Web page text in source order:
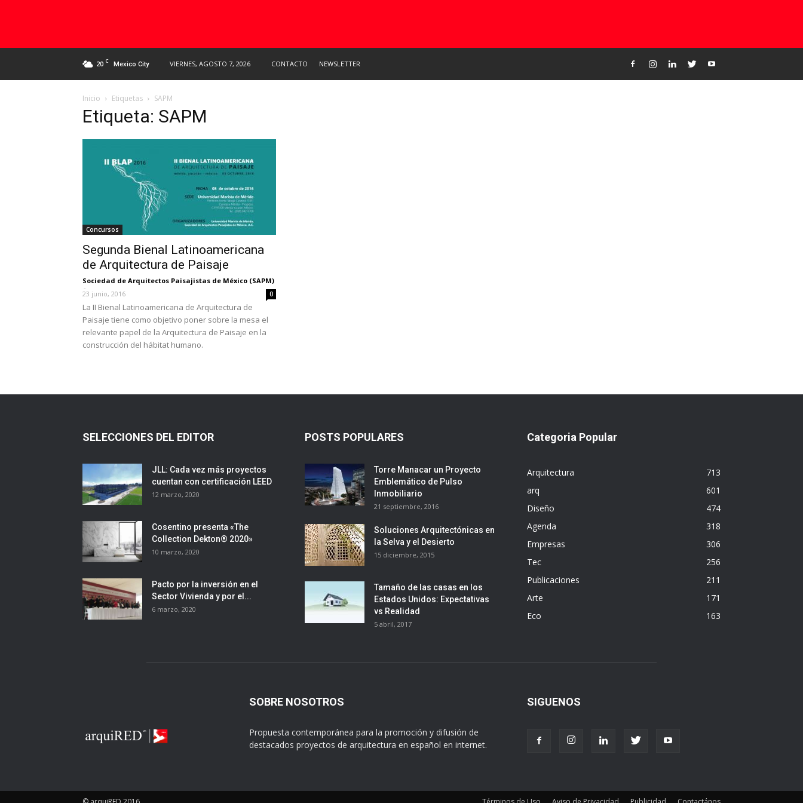
20 C Mexico City VIERNES, AGOSTO 7, 2026 CONTACTO NEWSLETTER
Inicio Etiquetas SAPM
Etiqueta: SAPM
Concursos
Segunda Bienal Latinoamericana
de Arquitectura de Paisaje
Sociedad de Arquitectos Paisajistas de México (SAPM)
-
23 junio, 2016 0
La II Bienal Latinoamericana de Arquitectura de
Paisaje tiene como objetivo poner sobre la mesa el
relevante papel de la Arquitectura de Paisaje en la
construcción del hábitat humano.
SELECCIONES DEL EDITOR
JLL: Cada vez más proyectos
cuentan con certificación LEED
12 marzo, 2020
Cosentino presenta «The
Collection Dekton® 2020»
10 marzo, 2020
Pacto por la inversión en el
Sector Vivienda y por el...
6 marzo, 2020
POSTS POPULARES
Torre Manacar un Proyecto
Emblemático de Pulso
Inmobiliario
21 septiembre, 2016
Soluciones Arquitectónicas en
la Selva y el Desierto
15 diciembre, 2015
Tamaño de las casas en los
Estados Unidos: Expectativas
vs Realidad
5 abril, 2017
Categoria Popular
Arquitectura
713
arq
601
Diseño
474
Agenda
318
Empresas
306
Tec
256
Publicaciones
211
Arte
171
Eco
163
SOBRE NOSOTROS
Propuesta contemporánea para la promoción y difusión de
destacados proyectos de arquitectura en español en internet.
SIGUENOS